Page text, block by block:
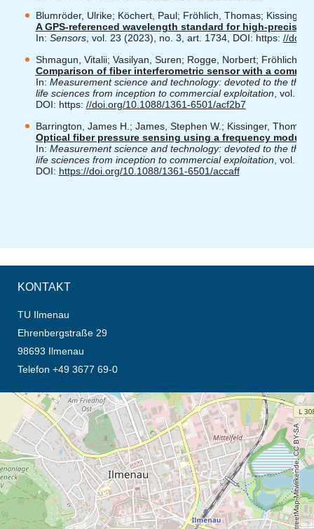
Blumröder, Ulrike; Köchert, Paul; Fröhlich, Thomas;
A GPS-referenced wavelength standard for high-
In: Sensors, vol. 23 (2023), no. 3, art. 1734, DOI: https: //
Shmagun, Vitalii; Vasilyan, Suren; Rogge, Norbert; Fröhlich,
Comparison of fiber interferometric sensor with a
In: Measurement science and technology: devoted to the
life sciences from inception to commercial exploitation , vol.
DOI: https: //doi.org/10.1088/1361-6501/acf2b7
Barrington, James H.; James, Stephen W.; Kissinger,
Optical fiber pressure sensing using a frequency
In: Measurement science and technology: devoted to the
life sciences from inception to commercial exploitation , vol.
DOI: https://doi.org/10.1088/1361-6501/accaff
KONTAKT
TU Ilmenau
Ehrenbergstraße 29
98693 Ilmenau
Telefon +49 3677 69-0
Öffnet die Anfahrtsbeschreibung in neuem Tab (Karte)
© OpenStreetMap-Mitwirkende, CC BY-SA